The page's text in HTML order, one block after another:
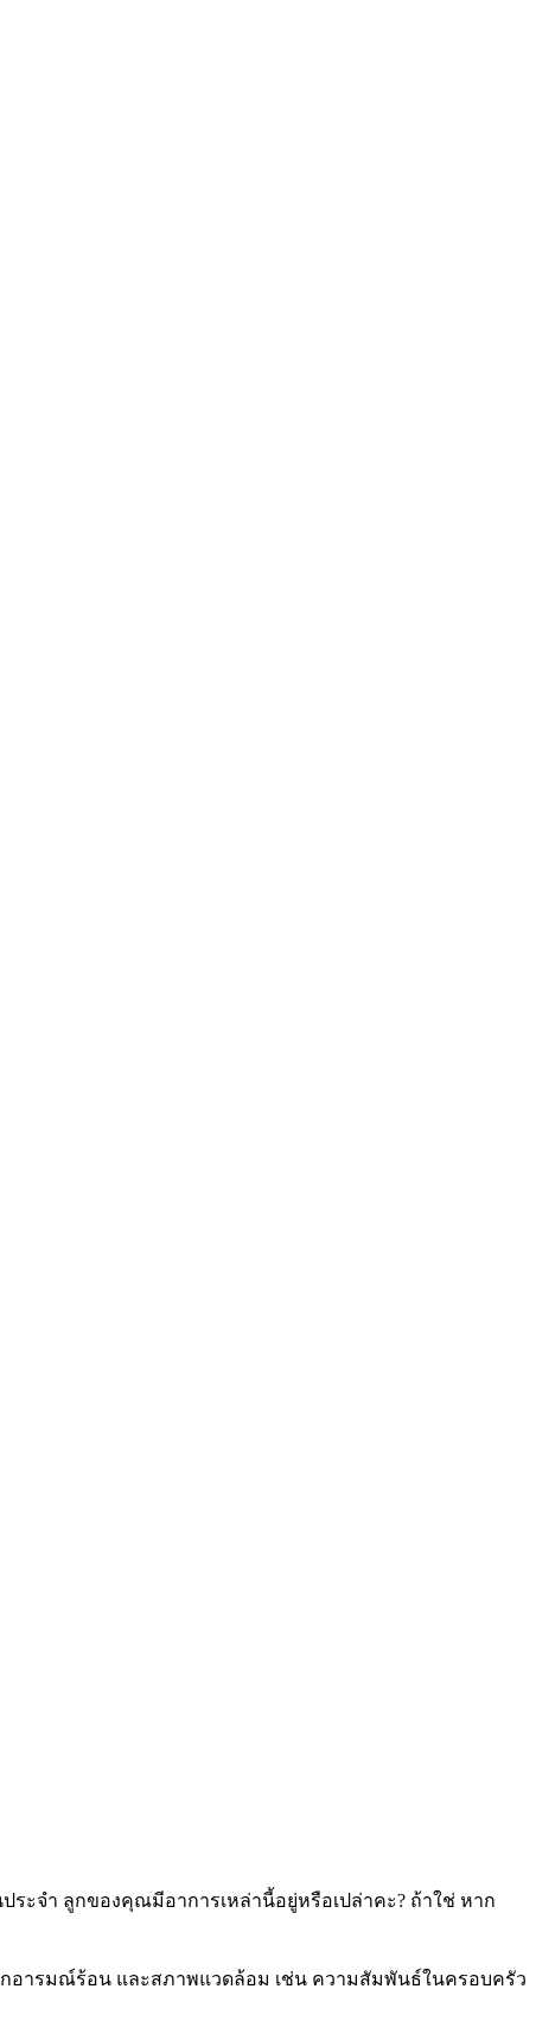
ะจำ ลูกของคุณมีอาการเหล่านี้อยู่หรือเปล่าคะ? ถ้าใช่ หาก
กอารมณ์ร้อน และสภาพแวดล้อม เช่น ความสัมพันธ์ในครอบครัว